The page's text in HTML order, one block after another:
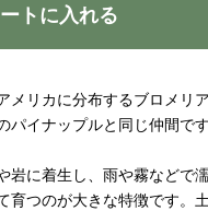
トに入れる
メリカに分布するブロメリ
パイナップルと同じ仲間です
岩に着生し、雨や霧などで
育つのが大きな特徴です。